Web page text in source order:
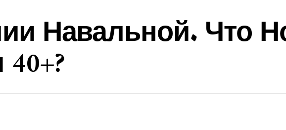
Навальной. Что